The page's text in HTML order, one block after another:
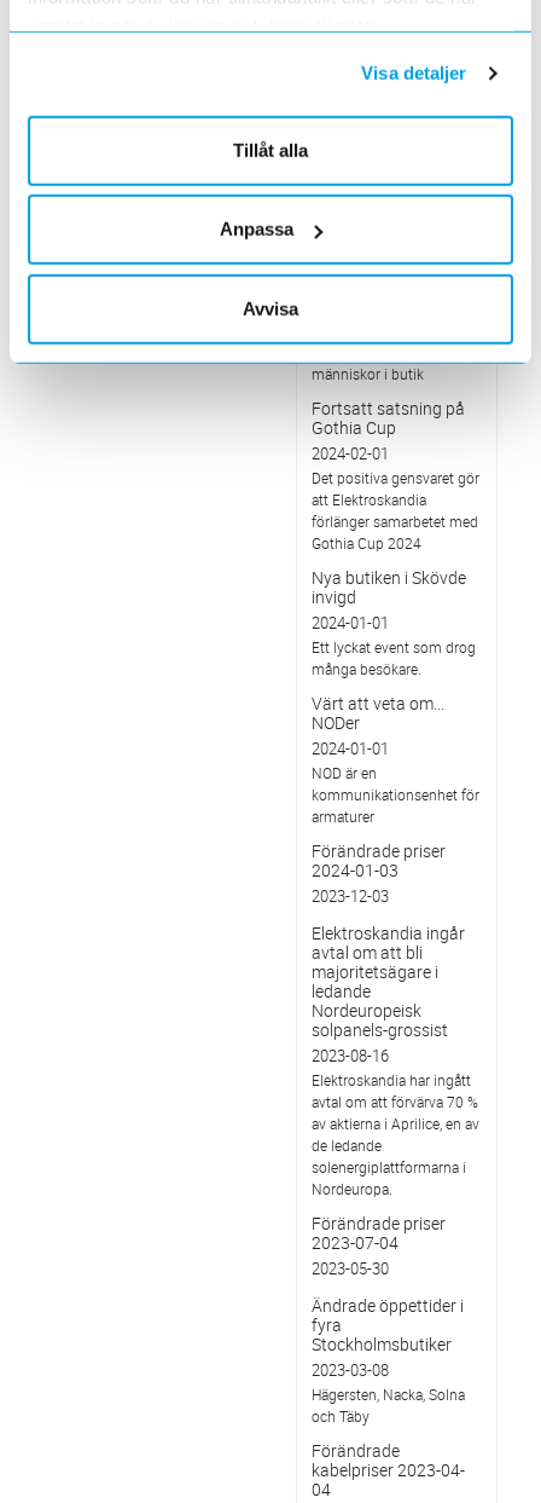
samlat in när du har använt deras tjänster.
Visa detaljer
Tillåt alla
Anpassa
Avvisa
Modulära Reaktorer,
2024-03-01
kärnkraftsreaktorer
Värt att veta om… hur
AI nyttjas i
butikskameror
2024-02-01
människor i butik
Fortsatt satsning på
Gothia Cup
2024-02-01
Det positiva gensvaret gör
att Elektroskandia
förlänger samarbetet med
Gothia Cup 2024
Nya butiken i Skövde
invigd
2024-01-01
Ett lyckat event som drog
många besökare.
Värt att veta om...
NODer
2024-01-01
NOD är en
kommunikationsenhet för
armaturer
Förändrade priser
2024-01-03
2023-12-03
Elektroskandia ingår
avtal om att bli
majoritetsägare i
ledande
Nordeuropeisk
solpanels-grossist
2023-08-16
Elektroskandia har ingått
avtal om att förvärva 70 %
av aktierna i Aprilice, en av
de ledande
solenergiplattformarna i
Nordeuropa.
Förändrade priser
2023-07-04
2023-05-30
Ändrade öppettider i
fyra
Stockholmsbutiker
2023-03-08
Hägersten, Nacka, Solna
och Täby
Förändrade
kabelpriser 2023-04-
04